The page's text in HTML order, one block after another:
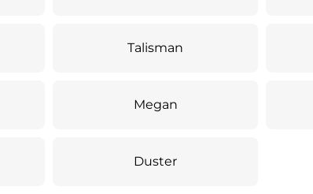
Talisman
Megan
Duster